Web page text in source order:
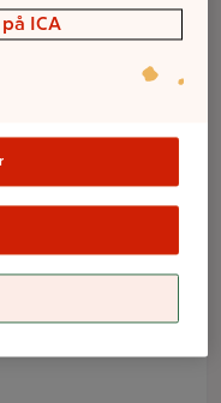
ca
ICA